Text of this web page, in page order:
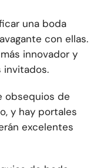
una boda
con ellas.
innovador y
invitados.
obsequios de
y hay portales
excelentes